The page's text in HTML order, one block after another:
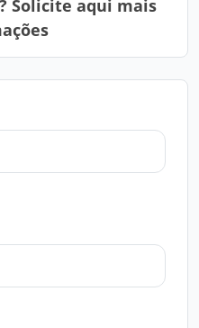
Solicite aqui mais